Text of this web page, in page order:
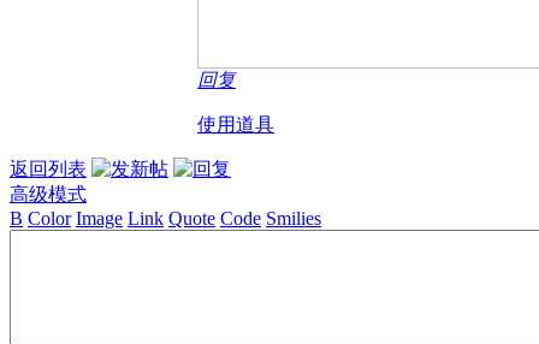
回复
使用道具
返回列表
高级模式
B Color Image Link Quote Code Smilies